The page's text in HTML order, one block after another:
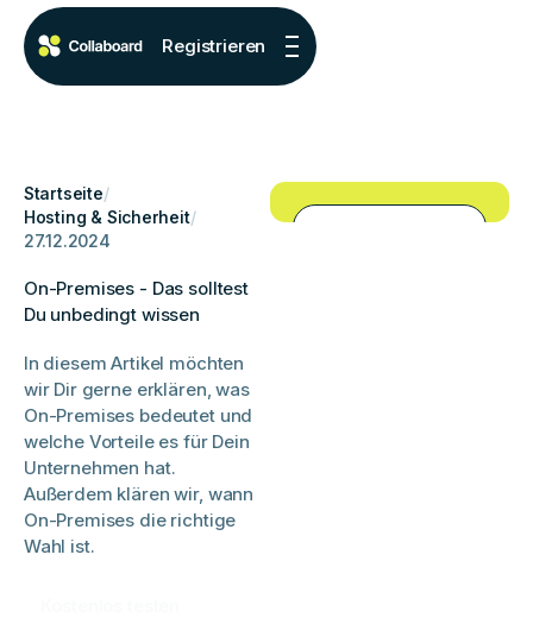
Registrieren
Startseite/
Hosting & Sicherheit/
27.12.2024
On-Premises - Das solltest
Du unbedingt wissen
In diesem Artikel möchten
wir Dir gerne erklären, was
On-Premises bedeutet und
welche Vorteile es für Dein
Unternehmen hat.
Außerdem klären wir, wann
On-Premises die richtige
Wahl ist.